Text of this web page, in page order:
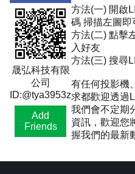
晟弘科技有限
公司
ID:@tya3953z
Add
Friends
方法(一) 開啟
碼 掃描左圖即
方法(二) 點擊
入好友
方法(三) 搜尋
有任何投影機
求都歡迎透過
我們會不定期
資訊，歡迎您
握我們的最新